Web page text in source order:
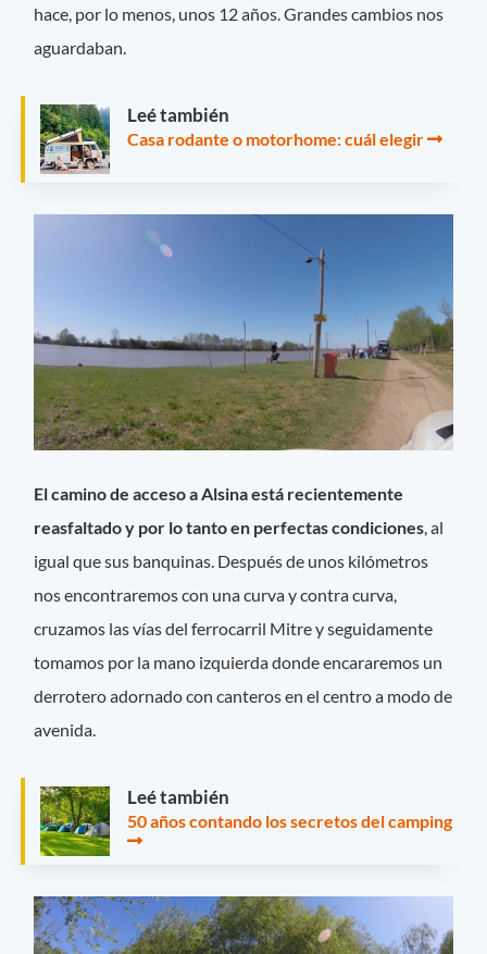
hace, por lo menos, unos 12 años. Grandes cambios nos
aguardaban.
Leé también
Casa rodante o motorhome: cuál elegir
El camino de acceso a Alsina está recientemente
reasfaltado y por lo tanto en perfectas condiciones, al
igual que sus banquinas. Después de unos kilómetros
nos encontraremos con una curva y contra curva,
cruzamos las vías del ferrocarril Mitre y seguidamente
tomamos por la mano izquierda donde encararemos un
derrotero adornado con canteros en el centro a modo de
avenida.
Leé también
50 años contando los secretos del camping